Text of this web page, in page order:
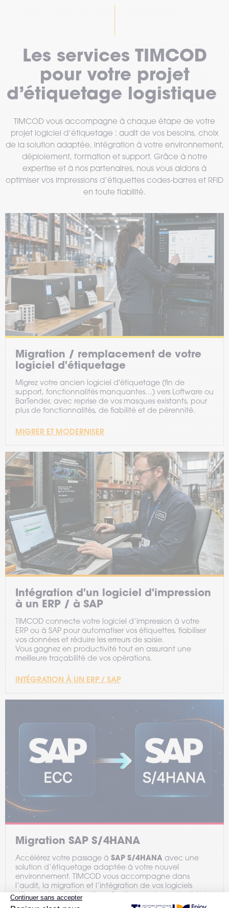
Les services TIMCOD
pour votre projet
d’étiquetage logistique
TIMCOD vous accompagne à chaque étape de votre
projet logiciel d’étiquetage : audit de vos besoins, choix
de la solution adaptée, intégration à votre environnement,
déploiement, formation et support. Grâce à notre
expertise et à nos partenaires, nous vous aidons à
optimiser vos impressions d’étiquettes codes-barres et RFID
en toute fiabilité.
Migration / remplacement de votre
logiciel d'étiquetage
Migrez votre ancien logiciel d'étiquetage (fin de
support, fonctionnalités manquantes…) vers Loftware ou
BarTender, avec reprise de vos masques existants, pour
plus de fonctionnalités, de fiabilité et de pérennité.
MIGRER ET MODERNISER
Intégration d'un logiciel d'impression
à un ERP / à SAP
TIMCOD connecte votre logiciel d’impression à votre
ERP ou à SAP pour automatiser vos étiquettes, fiabiliser
vos données et réduire les erreurs de saisie.
Vous gagnez en productivité tout en assurant une
meilleure traçabilité de vos opérations.
INTÉGRATION À UN ERP / SAP
Migration SAP S/4HANA
Accélérez votre passage à SAP S/4HANA avec une
solution d’étiquetage adaptée à votre nouvel
environnement. TIMCOD vous accompagne dans
l’audit, la migration et l’intégration de vos logiciels
d’impression d’étiquettes afin d’assurer la continuité de
vos flux